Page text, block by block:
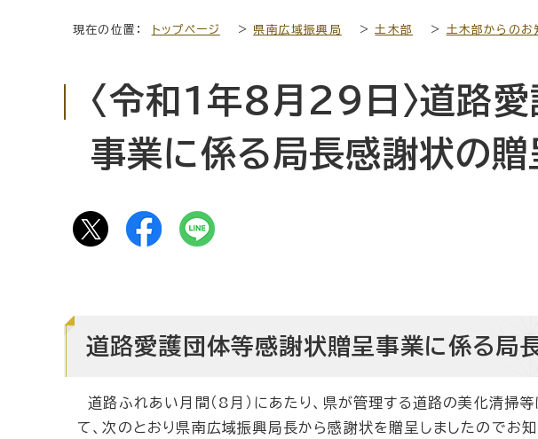
現在の位置： トップページ > 県南広域振興局 >土木部 > 土木部からのお
〈令和1年8月29日〉道路
事業に係る局長感謝状の贈
道路愛護団体等感謝状贈呈事業に係る局
道路ふれあい月間（8月）にあたり、県が管理する道路の美化清掃
て、次のとおり県南広域振興局長から感謝状を贈呈しましたのでお知